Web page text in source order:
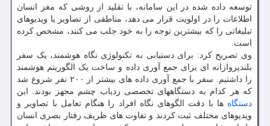
توسعه داده شده در این سامانه، با تقلید از روشی که مغز انسان
اطلاعات را در اولویت قرار می دهد، مناطقی از تصاویر یا ویدیوهای
تبلیغاتی را که بیشترین توجه را به خود جلب می کنند، مشخص کرده
است.
وی تصریح کرد: برای دستیابی به تکنولوژی نگاه هوشمند، یک سفر
بلندپروازانه ای برای جمع آوری داده و ساخت یک الگوریتم هوشمند
را داشتیم. سفر با جمع آوری داده های بیشتر از ۲۰۰ نفر شروع شد
که هر کدام به دستگاههای تخصصی ردیاب چشم مجهز بودند. این
دستگاه ها با دقت الگوهای نگاه افراد را هنگام تعامل با تصاویر و
ویدیوهای مختلف ثبت کردند و تفاوت های ظریف رفتار بصری انسان